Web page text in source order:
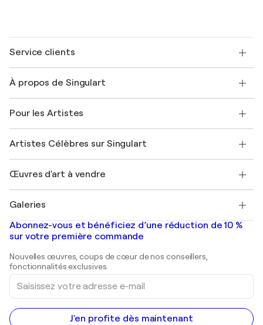
Service clients
Expédition
Offrir une carte cadeau
Rejoignez notre programme commercial
Mon compte
+33 1 76 44 06 42
À propos de Singulart
FAQ
Magazine Singulart
Emplois
Découvrez une sélection d'art original
Pour les Artistes
Se connecter en tant qu'Artiste
Artistes Célèbres sur Singulart
Marc Chagall
Banksy
Mr. Brainwash
Shepard Fairey
Œuvres d'art à vendre
Tableaux abstraits à vendre
Peintures de paysage
Estampes
Peintures acryliques
Galeries
Galeries d'art en France
Galeries d'art en Belgique
Abonnez-vous et bénéficiez d’une réduction de 10 %
sur votre première commande
Nouvelles œuvres, coups de cœur de nos conseillers,
fonctionnalités exclusives.
Saisissez
votre
adresse
e-
mail
J'en profite dès maintenant